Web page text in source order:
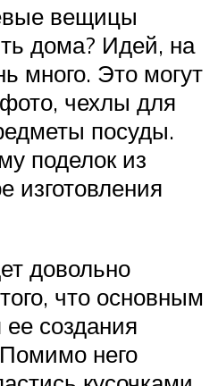
вещицы
дома? Идей, на
много. Это могут
чехлы для
посуды.
поделок из
изготовления
довольно
что основным
создания
него